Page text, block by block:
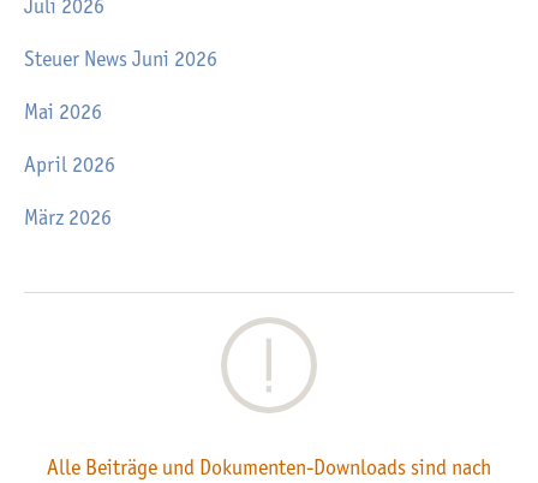
Juli 2026
Steuer News Juni 2026
Mai 2026
April 2026
März 2026
Alle Beiträge und Dokumenten-Downloads sind nach